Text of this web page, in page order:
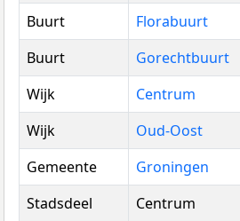
Buurt
Florabuurt
Buurt
Gorechtbuurt
Wijk
Centrum
Wijk
Oud-Oost
Gemeente
Groningen
Stadsdeel
Centrum